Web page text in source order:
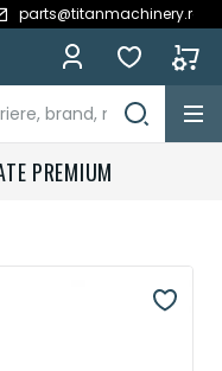
parts@titanmachinery.ro
PREMIUM